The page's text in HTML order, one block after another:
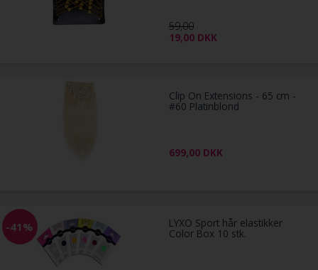
59,00
19,00 DKK
Clip On Extensions - 65 cm -
#60 Platinblond
699,00 DKK
-41% LYXO Sport hår elastikker
Color Box 10 stk.